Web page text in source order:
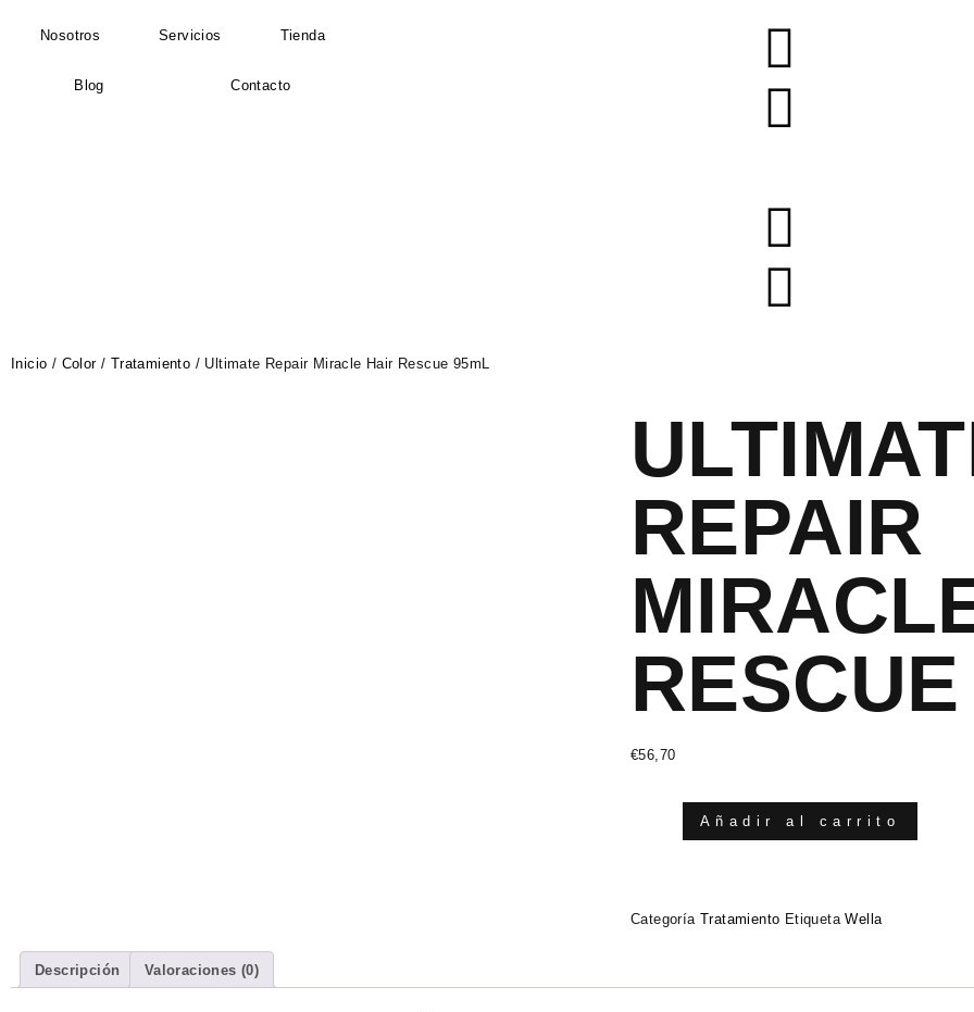
Nosotros Servicios Tienda
Blog Contacto
Inicio / Color/ Tratamiento / Ultimate Repair Miracle Hair Rescue 95mL
REPAIR
€56,70
Añadir al carrito
Categoría Tratamiento Etiqueta Wella
Descripción Valoraciones (0)